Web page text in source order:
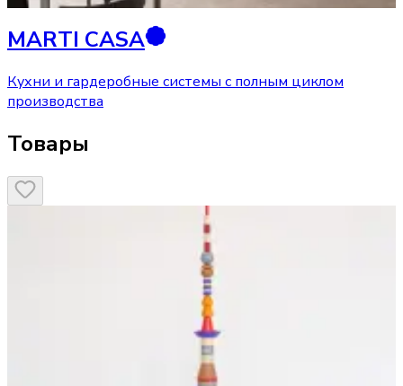
MARTI CASA
Кухни и гардеробные системы с полным циклом
производства
Товары